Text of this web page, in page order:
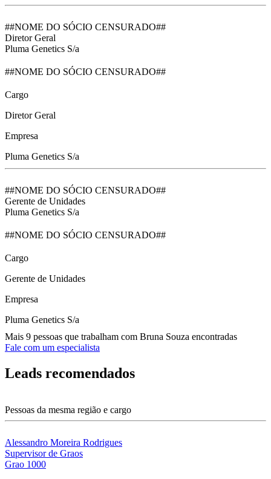
##NOME DO SÓCIO CENSURADO##
Diretor Geral
Pluma Genetics S/a
##NOME DO SÓCIO CENSURADO##
Cargo
Diretor Geral
Empresa
Pluma Genetics S/a
##NOME DO SÓCIO CENSURADO##
Gerente de Unidades
Pluma Genetics S/a
##NOME DO SÓCIO CENSURADO##
Cargo
Gerente de Unidades
Empresa
Pluma Genetics S/a
Mais 9 pessoas que trabalham com Bruna Souza encontradas
Fale com um especialista
Leads recomendados
Pessoas da mesma região e cargo
Alessandro Moreira Rodrigues
Supervisor de Graos
Grao 1000